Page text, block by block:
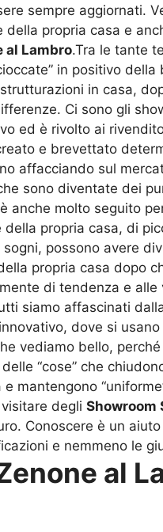
sempre aggiornati.
propria casa e
al Lambro.Tra le tante
in positivo
in casa,
Ci sono gli
ed è rivolto ai
e brevettato
affacciando sul
sono diventate dei
molto seguito
propria casa, di
possono avere
propria casa
di tendenza e
siamo affascinati
dove si
vediamo bello,
“cose” che
mantengono
degli Showroom
Conoscere è un
e nemmeno le
al